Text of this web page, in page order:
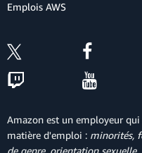
Emplois AWS
Amazon est un employeur
matière d'emploi : minorités,
de genre, orientation sexuelle,